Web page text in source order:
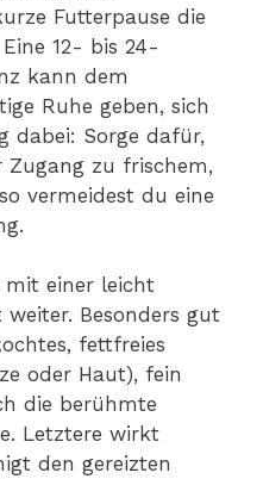
Futterpause die
12- bis 24-
kann dem
Ruhe geben, sich
dabei: Sorge dafür,
Zugang zu frischem,
vermeidest du eine
mit einer leicht
Besonders gut
fettfreies
oder Haut), fein
die berühmte
Letztere wirkt
den gereizten